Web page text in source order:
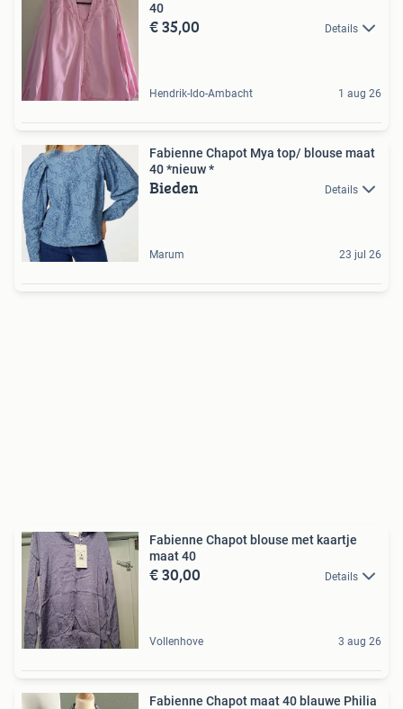
40
€ 35,00 Details
Hendrik-Ido-Ambacht 1 aug 26
Fabienne Chapot Mya top/ blouse maat
40 *nieuw *
Bieden Details
Marum 23 jul 26
Fabienne Chapot blouse met kaartje
maat 40
€ 30,00 Details
Vollenhove 3 aug 26
Fabienne Chapot maat 40 blauwe Philia